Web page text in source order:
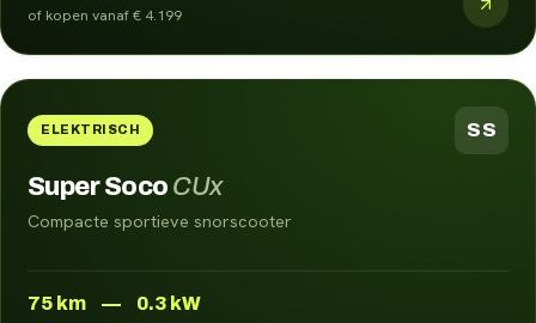
of kopen vanaf€ 4.199
ELEKTRISCH SS
Super Soco CUx
Compacte sportieve snorscooter
75 km — 0.3 kW